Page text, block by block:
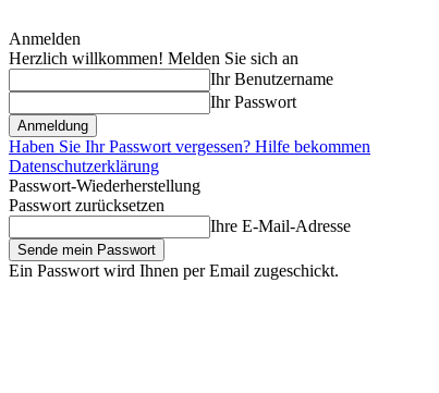
Anmelden
Herzlich willkommen! Melden Sie sich an
Ihr Benutzername
Ihr Passwort
Haben Sie Ihr Passwort vergessen? Hilfe bekommen
Datenschutzerklärung
Passwort-Wiederherstellung
Passwort zurücksetzen
Ihre E-Mail-Adresse
Ein Passwort wird Ihnen per Email zugeschickt.